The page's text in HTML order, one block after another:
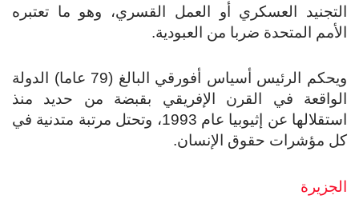
التجنيد العسكري أو العمل القسري، وهو ما تعتبره
الأمم المتحدة ضربا من العبودية.
ويحكم الرئيس أسياس أفورقي البالغ (79 عاما) الدولة
الواقعة في القرن الإفريقي بقبضة من حديد منذ
استقلالها عن إثيوبيا عام 1993، وتحتل مرتبة متدنية في
كل مؤشرات حقوق الإنسان.
الجزيرة